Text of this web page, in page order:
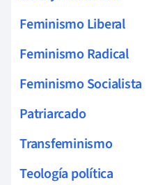
Feminismo Liberal
Feminismo Radical
Feminismo Socialista
Patriarcado
Transfeminismo
Teología política